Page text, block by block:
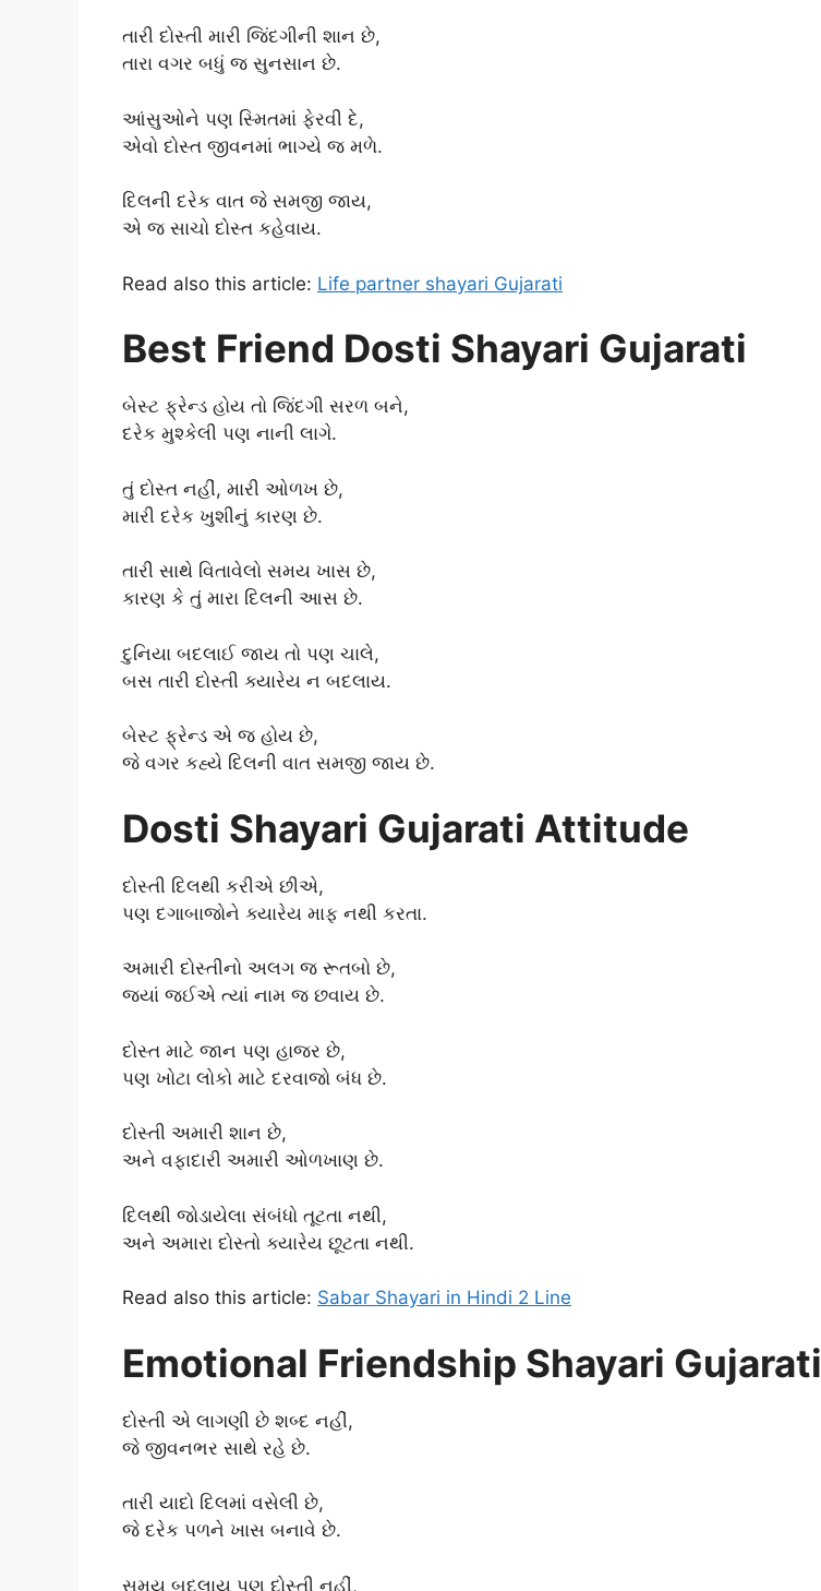
તારી દોસ્તી મારી જિંદગીની શાન છે,
તારા વગર બધું જ સુનસાન છે.
આંસુઓને પણ સ્મિતમાં ફેરવી દે,
એવો દોસ્ત જીવનમાં ભાગ્યે જ મળે.
દિલની દરેક વાત જે સમજી જાય,
એ જ સાચો દોસ્ત કહેવાય.
Read also this article: Life partner shayari Gujarati
Best Friend Dosti Shayari Gujarati
બેસ્ટ ફ્રેન્ડ હોય તો જિંદગી સરળ બને,
દરેક મુશ્કેલી પણ નાની લાગે.
તું દોસ્ત નહીં, મારી ઓળખ છે,
મારી દરેક ખુશીનું કારણ છે.
તારી સાથે વિતાવેલો સમય ખાસ છે,
કારણ કે તું મારા દિલની આસ છે.
દુનિયા બદલાઈ જાય તો પણ ચાલે,
બસ તારી દોસ્તી ક્યારેય ન બદલાય.
બેસ્ટ ફ્રેન્ડ એ જ હોય છે,
જે વગર કહ્યે દિલની વાત સમજી જાય છે.
Dosti Shayari Gujarati Attitude
દોસ્તી દિલથી કરીએ છીએ,
પણ દગાબાજોને ક્યારેય માફ નથી કરતા.
અમારી દોસ્તીનો અલગ જ રૂતબો છે,
જ્યાં જઈએ ત્યાં નામ જ છવાય છે.
દોસ્ત માટે જાન પણ હાજર છે,
પણ ખોટા લોકો માટે દરવાજો બંધ છે.
દોસ્તી અમારી શાન છે,
અને વફાદારી અમારી ઓળખાણ છે.
દિલથી જોડાયેલા સંબંધો તૂટતા નથી,
અને અમારા દોસ્તો ક્યારેય છૂટતા નથી.
Read also this article: Sabar Shayari in Hindi 2 Line
Emotional Friendship Shayari Gujarati
દોસ્તી એ લાગણી છે શબ્દ નહીં,
જે જીવનભર સાથે રહે છે.
તારી યાદો દિલમાં વસેલી છે,
જે દરેક પળને ખાસ બનાવે છે.
સમય બદલાય પણ દોસ્તી નહીં,